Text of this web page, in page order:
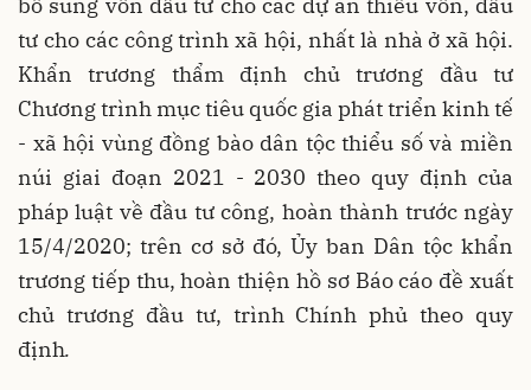
bổ sung vốn đầu tư cho các dự án thiếu vốn, đầu
tư cho các công trình xã hội, nhất là nhà ở xã hội.
Khẩn trương thẩm định chủ trương đầu tư
Chương trình mục tiêu quốc gia phát triển kinh tế
- xã hội vùng đồng bào dân tộc thiểu số và miền
núi giai đoạn 2021 - 2030 theo quy định của
pháp luật về đầu tư công, hoàn thành trước ngày
15/4/2020; trên cơ sở đó, Ủy ban Dân tộc khẩn
trương tiếp thu, hoàn thiện hồ sơ Báo cáo đề xuất
chủ trương đầu tư, trình Chính phủ theo quy
định.